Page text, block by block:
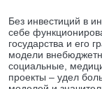
Без инвестиций в
себе
государства и его
модели
социальные,
проекты – удел